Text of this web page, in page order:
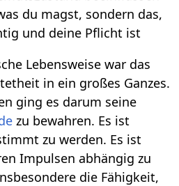
du magst, sondern das,
und deine Pflicht ist
Lebensweise war das
in ein großes Ganzes.
ging es darum seine
zu bewahren. Es ist
zu werden. Es ist
Impulsen abhängig zu
die Fähigkeit,